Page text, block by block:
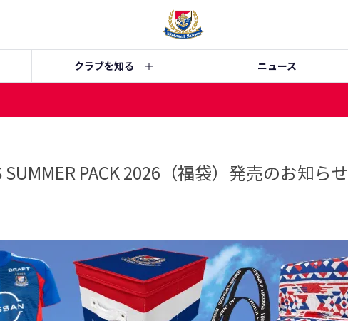
クラブを知る ニュース
SUMMER PACK 2026（福袋）発売のお知らせ